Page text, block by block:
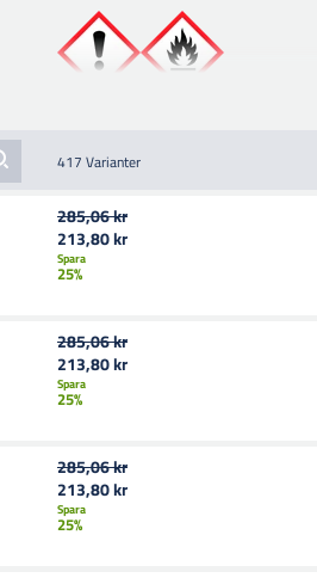
417 Varianter
285,06 kr
213,80 kr
Spara
25%
285,06 kr
213,80 kr
Spara
25%
285,06 kr
213,80 kr
Spara
25%